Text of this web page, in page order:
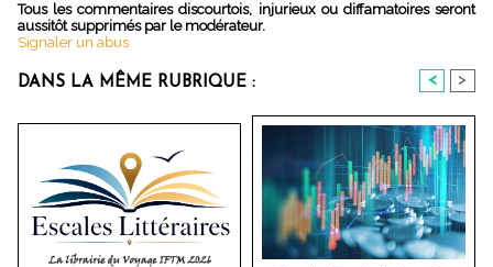
Tous les commentaires discourtois, injurieux ou diffamatoires seront
aussitôt supprimés par le modérateur.
Signaler un abus
DANS LA MÊME RUBRIQUE : < >